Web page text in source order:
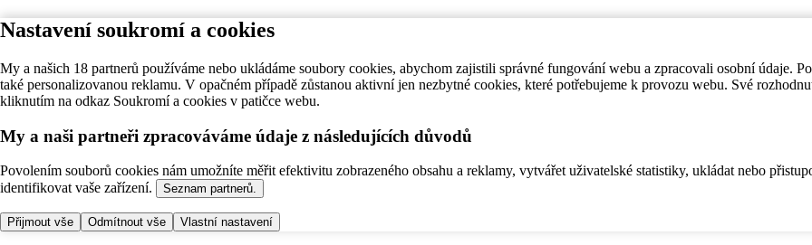
Nastavení soukromí a cookies
My a našich 18 partnerů používáme nebo ukládáme soubory cookies, abychom zajistili správné fungování webu a zpracovali osobní údaje.
také personalizovanou reklamu. V opačném případě zůstanou aktivní jen nezbytné cookies, které potřebujeme k provozu webu. Své
kliknutím na odkaz Soukromí a cookies v patičce webu.
My a naši partneři zpracováváme údaje z následujících důvodů
Povolením souborů cookies nám umožníte měřit efektivitu zobrazeného obsahu a reklamy, vytvářet uživatelské statistiky, ukládat nebo
identifikovat vaše zařízení.
Seznam partnerů.
Přijmout vše Odmítnout vše Vlastní nastavení